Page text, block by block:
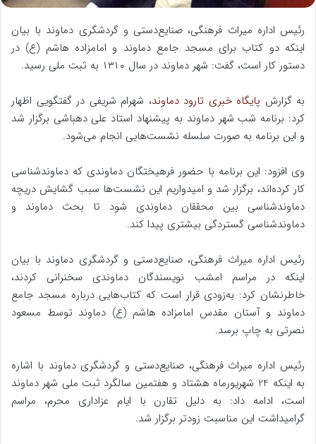
رئیس اداره میراث فرهنگی، صنایع‌دستی و گردشگری دماوند با بیان
اینکه دو کتاب برای مسجد جامع دماوند و امامزاده هاشم (ع) در
دستور کار است، گفت: شهر دماوند در سال ۱۳۱۰ به ثبت ملی رسید.
به گزارش پایگاه خبری تارود دماوند، شهرام شریفی در گفتگویی اظهار
کرد: برنامه شب شهر دماوند به پیشنهاد استاد علی دهباشی برگزار شد
و این برنامه به صورت سلسله نشست‌هایی انجام می‌شود.
وی افزود: این برنامه با حضور فرهیختگان دماوندی که دماوندشناسی
کار کرده‌اند، برگزار شد و امیدواریم این نشست‌ها سبب گشایش دریچه
دماوندشناسی بین محققان دماوندی شود تا بحث دماوند و
دماوندشناسی گستردگی بیشتری پیدا کند.
رئیس اداره میراث فرهنگی، صنایع‌دستی و گردشگری دماوند با بیان
اینکه در مراسم امشب نویسندگان دماوندی سخنرانی کردند،
خاطرنشان کرد: به‌زودی قرار است که کتاب‌هایی درباره مسجد جامع
دماوند و آستان مقدس امامزاده هاشم (ع) دماوند توسط مسعود
نصرتی به چاپ برسد.
رئیس اداره میراث فرهنگی، صنایع‌دستی و گردشگری دماوند با اشاره
به اینکه 24 شهریورماه هشتاد و هفتمین سالگرد ثبت ملی شهر دماوند
است، ادامه داد: به دلیل تقارن با ایام عزاداری محرم، مراسم
گرامیداشت این مناسبت زودتر برگزار شد.